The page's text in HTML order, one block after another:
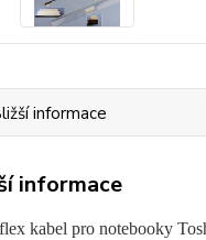
informace
informace
kabel pro notebooky